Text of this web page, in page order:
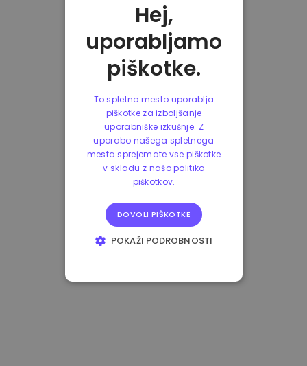
Hej,
uporabljamo
piškotke.
To spletno mesto uporablja
piškotke za izboljšanje
uporabniške izkušnje. Z
uporabo našega spletnega
mesta sprejemate vse piškotke
v skladu z našo politiko
piškotkov.
DOVOLI PIŠKOTKE
POKAŽI PODROBNOSTI